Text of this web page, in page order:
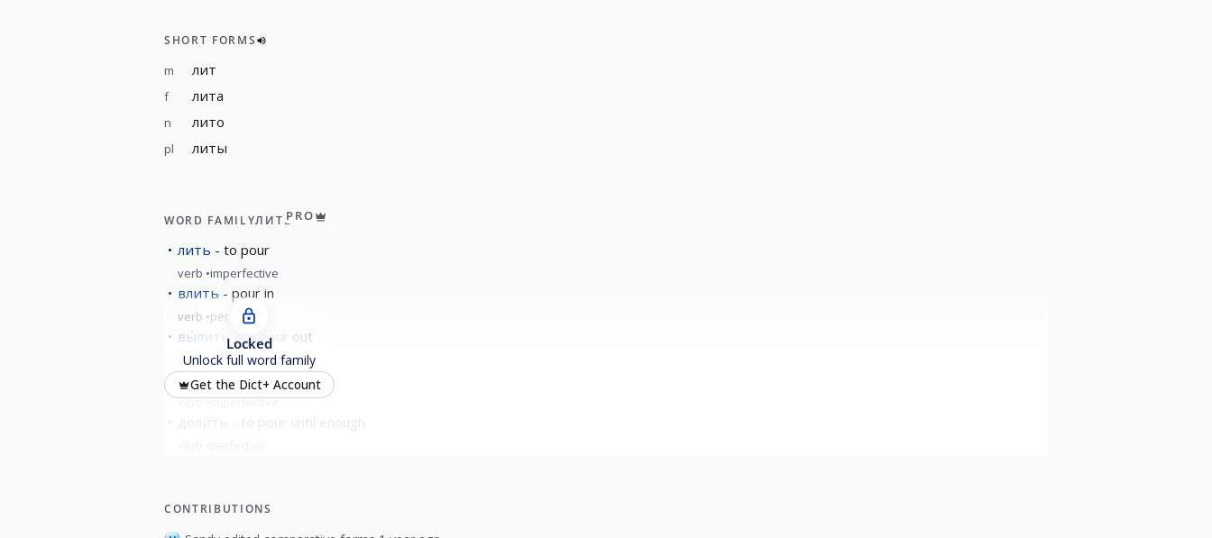
SHORT FORMS
m лит
f лита
n лито
pl литы
WORD FAMILYЛИТЬPRO
лить to pour
verb imperfective
влить pour in
verb perfective
вы́лить to pour out
verb perfective
дели́ть to divide
verb imperfective
доли́ть
Locked
Unlock full word family
Get the Dict+ Account
CONTRIBUTIONS